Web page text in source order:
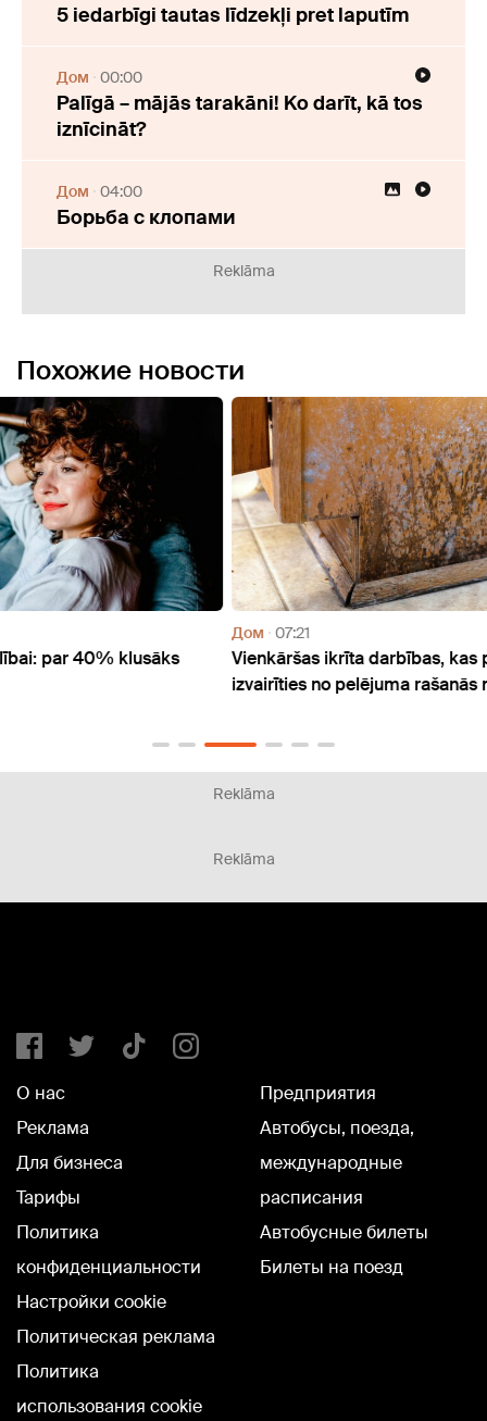
5 iedarbīgi tautas līdzekļi pret laputīm
Дом 00:00
Palīgā – mājās tarakāni! Ko darīt, kā tos
iznīcināt?
Дом 04:00
Борьба с клопами
Reklāma
Похожие новости
Vienkāršas ikrīta darbības, kas palīdzēs
izvairīties no pelējuma rašanās mājās
Reklāma
Reklāma
О нас
Реклама
Для бизнеса
Тарифы
Политика
конфиденциальности
Настройки cookie
Политическая реклама
Политика
использования cookie
Предприятия
Автобусы, поезда,
международные
расписания
Автобусные билеты
Билеты на поезд